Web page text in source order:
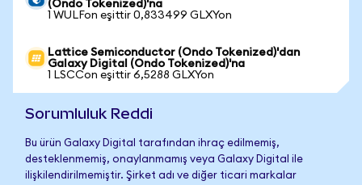
(Ondo Tokenized)'na
1 WULFon eşittir 0,833499 GLXYon
Lattice Semiconductor (Ondo Tokenized)'dan
Galaxy Digital (Ondo Tokenized)'na
1 LSCCon eşittir 6,5288 GLXYon
Sorumluluk Reddi
Bu ürün Galaxy Digital tarafından ihraç edilmemiş,
desteklenmemiş, onaylanmamış veya Galaxy Digital ile
ilişkilendirilmemiştir. Şirket adı ve diğer ticari markalar